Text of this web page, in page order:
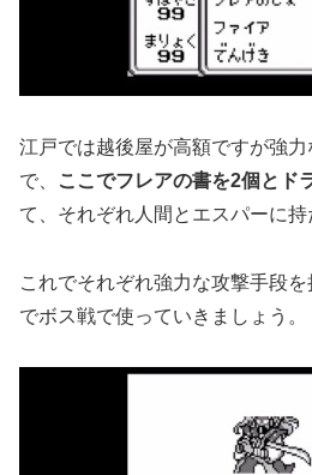
江戸では越後屋が高額ですが強
で、
ここでフレアの書を2個とド
て、それぞれ人間とエスパーに持
これでそれぞれ強力な攻撃手段
でボス戦で使っていきましょう。